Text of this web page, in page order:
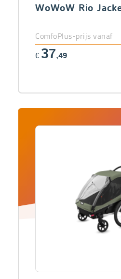
WoWoW Rio
ComfoPlus-prijs vanaf
€ 37,49